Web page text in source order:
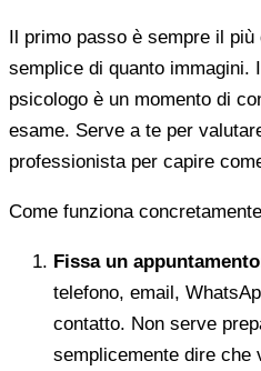
Il primo passo è sempre il
semplice di quanto immagini.
psicologo è un momento di
esame. Serve a te per
professionista per capire
Come funziona
Fissa un appuntamento
telefono, email,
contatto. Non serve
semplicemente dire che